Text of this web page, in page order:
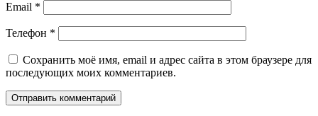
Email *
Телефон *
Сохранить моё имя, email и адрес сайта в этом браузере для
последующих моих комментариев.